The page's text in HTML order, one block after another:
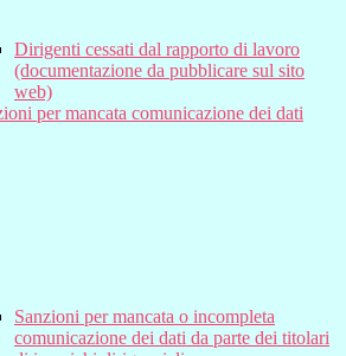
Dirigenti cessati dal rapporto di lavoro
(documentazione da pubblicare sul sito
web)
per mancata comunicazione dei dati
Sanzioni per mancata o incompleta
comunicazione dei dati da parte dei titolari